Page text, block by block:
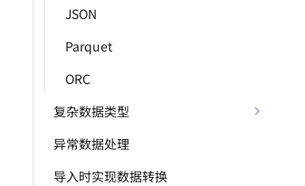
JSON
Parquet
ORC
复杂数据类型
异常数据处理
导入时实现数据转换